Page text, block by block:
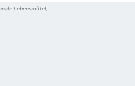
Lebensmittel,